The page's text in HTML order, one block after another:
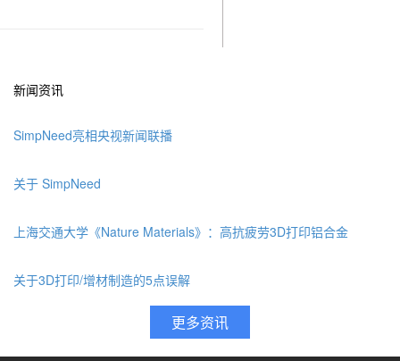
新闻资讯
SimpNeed亮相央视新闻联播
关于 SimpNeed
上海交通大学《Nature Materials》：高抗疲劳3D打印铝合金
关于3D打印/增材制造的5点误解